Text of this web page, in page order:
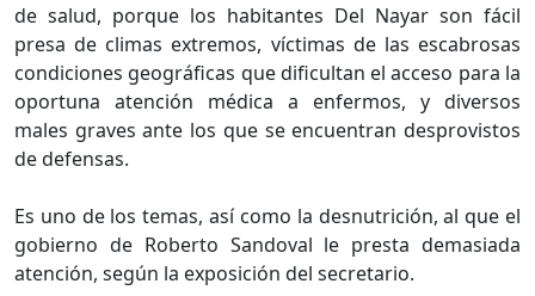
de salud, porque los habitantes Del Nayar son fácil
presa de climas extremos, víctimas de las escabrosas
condiciones geográficas que dificultan el acceso para la
oportuna atención médica a enfermos, y diversos
males graves ante los que se encuentran desprovistos
de defensas.
Es uno de los temas, así como la desnutrición, al que el
gobierno de Roberto Sandoval le presta demasiada
atención, según la exposición del secretario.